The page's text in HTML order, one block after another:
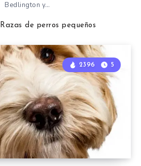
Bedlington y…
Razas de perros pequeños
2396 5